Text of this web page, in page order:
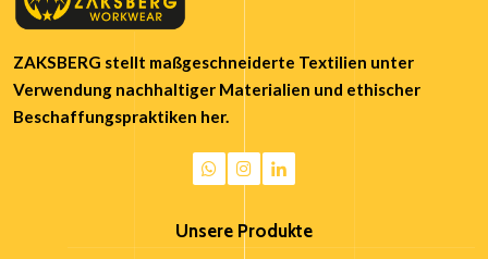
ZAKSBERG stellt maßgeschneiderte Textilien unter
Verwendung nachhaltiger Materialien und ethischer
Beschaffungspraktiken her.
Unsere Produkte